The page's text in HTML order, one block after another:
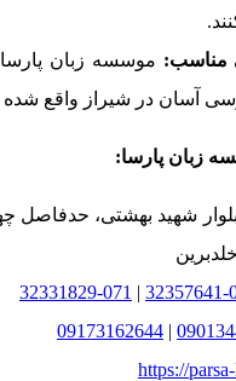
مناسب:موسسه زبان
آسان در شیراز واقع شده
زبان پارسا:
شهید بهشتی، حدفاصل
|
071-32331829
|
09173162644
https://